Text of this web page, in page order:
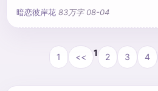
个京城都对这个闻所未闻的三小姐报
还不是最糟糕的，关键是现在端王已
卜，急需一个冲喜新娘。 这个人就是
暗恋彼岸花 83万字 08-04
1 << 1 2 3 4